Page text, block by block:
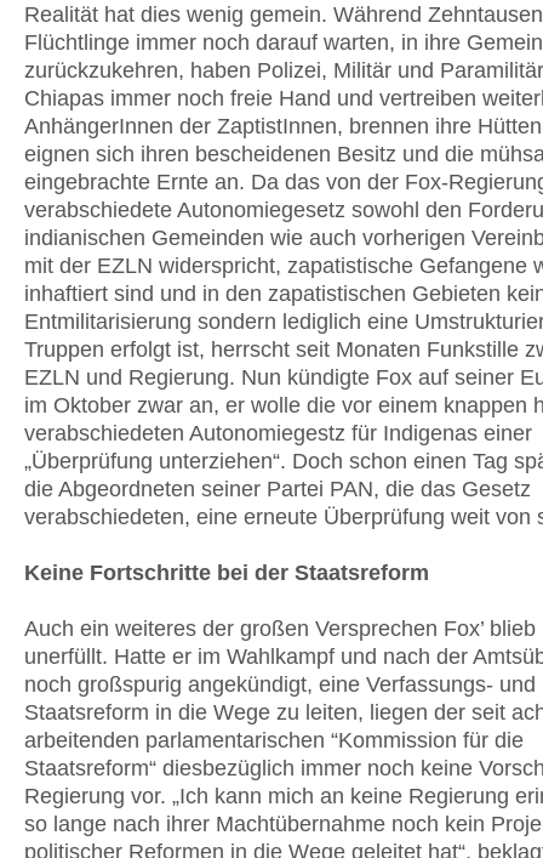
Realität hat dies wenig gemein. Während
Flüchtlinge immer noch darauf war­ten, in ihre
zurückzukehren, haben Polizei, Militär und
Chiapas immer noch freie Hand und vertreiben
AnhängerInnen der ZaptistInnen, brennen ihre
eignen sich ihren bescheidenen Besitz und die
eingebrachte Ernte an. Da das von der Fox-
verabschiedete Autonomiegesetz sowohl den
indianischen Gemeinden wie auch vorherigen
mit der EZLN widerspricht, zapatistische Gefangene
inhaftiert sind und in den zapatistischen Gebieten
Entmilitarisierung sondern lediglich eine
Truppen erfolgt ist, herrscht seit Monaten Funkstille
EZLN und Regierung. Nun kündigte Fox auf seiner
im Oktober zwar an, er wolle die vor einem knappen
verabschiedeten Autonomiegestz für Indigenas einer
„Überprüfung unterziehen“. Doch schon einen Tag
die Abgeordneten seiner Partei PAN, die das Gesetz
verabschiedeten, eine erneute Überprüfung weit von
Keine Fortschritte bei der Staatsreform
Auch ein weiteres der großen Versprechen Fox’ blieb
unerfüllt. Hatte er im Wahlkampf und nach der
noch großspurig angekündigt, eine Verfassungs- und
Staatsreform in die Wege zu leiten, liegen der seit
arbeitenden parlamentarischen “Kommission für die
Staatsreform“ diesbezüglich immer noch keine
Regierung vor. „Ich kann mich an keine Regierung
so lange nach ihrer Machtübernahme noch kein
politischer Reformen in die Wege geleitet hat“,